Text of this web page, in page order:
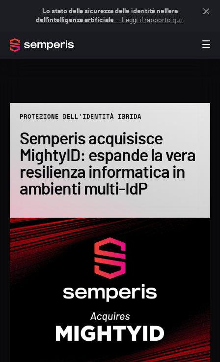
Lo stato della sicurezza delle identità nell'era
dell'intelligenza artificiale — Leggi il rapporto qui.
PROTEZIONE DELL'IDENTITÀ IBRIDA
Semperis acquisisce
MightyID: espande la vera
resilienza informatica in
ambienti multi-IdP